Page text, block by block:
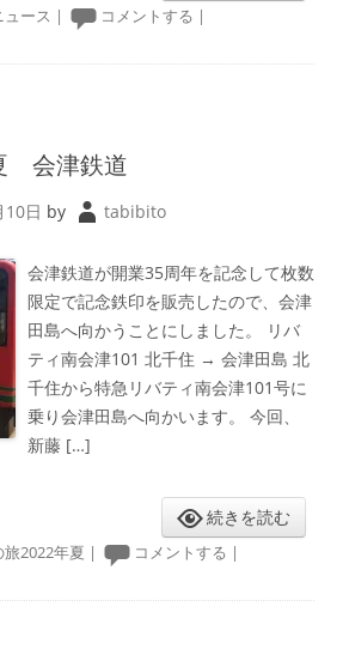
ース | コメントする |
会津鉄道
10日 by tabibito
会津鉄道が開業35周年を記念して枚数
限定で記念鉄印を販売したので、会津
田島へ向かうことにしました。 リバ
ティ南会津101 北千住 → 会津田島 北
千住から特急リバティ南会津101号に
乗り会津田島へ向かいます。 今回、
新藤 […]
続きを読む
2022年夏 | コメントする |